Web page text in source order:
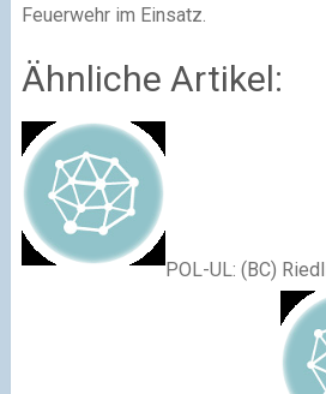
Feuerwehr im Einsatz.
Ähnliche Artikel:
POL-UL: (BC)